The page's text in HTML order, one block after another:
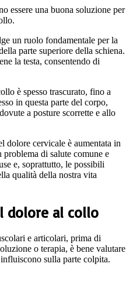
essere una buona soluzione per
un ruolo fondamentale per la
parte superiore della schiena.
la testa, consentendo di
è spesso trascurato, fino a
in questa parte del corpo,
a posture scorrette e allo
dolore cervicale è aumentata in
di salute comune e
e, soprattutto, le possibili
qualità della nostra vita
dolore al collo
e articolari, prima di
o terapia, è bene valutare
sulla parte colpita.